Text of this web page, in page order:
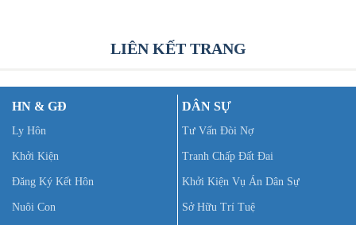
LIÊN KẾT TRANG
HN & GĐ
Ly Hôn
Khởi Kiện
Đăng Ký Kết Hôn
Nuôi Con
DÂN SỰ
Tư Vấn Đòi Nợ
Tranh Chấp Đất Đai
Khởi Kiện Vụ Án Dân Sự
Sở Hữu Trí Tuệ